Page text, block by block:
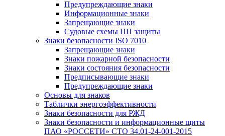
Предупреждающие знаки
Информационные знаки
Запрещающие знаки
Судовые схемы ПП защиты
Знаки безопасности ISO 7010
Запрещающие знаки
Знаки пожарной безопасности
Знаки состояния безопасности
Предписывающие знаки
Предупреждающие знаки
Основы для знаков
Таблички энергоэффективности
Знаки безопасности для РЖД
Знаки безопасности и информационные щиты
ПАО «РОССЕТИ» СТО 34.01-24-001-2015